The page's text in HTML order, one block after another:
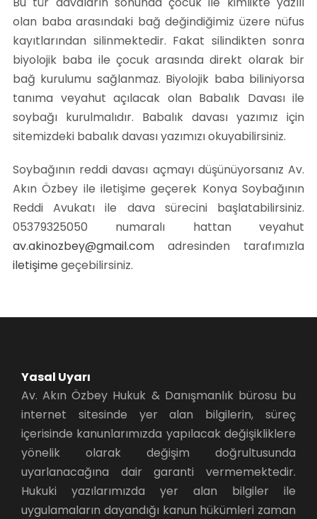
olan baba arasındaki bağ değindiğimiz üzere nüfus
kayıtlarından silinmektedir. Fakat silindikten sonra
biyolojik baba ile çocuk arasında direkt olarak bir
bağ kurulumu sağlanmaz. Biyolojik baba biliniyorsa
tanıma veyahut açılacak olan Babalık Davası ile
soybağı kurulmalıdır. Babalık davası yazımız için
sitemizdeki babalık davası yazımızı okuyabilirsiniz.
Soybağının reddi davası açmayı düşünüyorsanız Av.
Akın Özbey ile iletişime geçerek Konya Soybağının
Reddi Avukatı ile dava sürecini başlatabilirsiniz.
05379325050 numaralı hattan veyahut
av.akinozbey@gmail.com adresinden tarafımızla
iletişimegeçebilirsiniz.
Yasal Uyarı
Av. Akın Özbey Hukuk & Danışmanlık bürosu bu
internet sitesinde yer alan bilgilerin, süreç
içerisinde kanunlarımızda yapılacak değişikliklere
yönelik olarak değişim doğrultusunda
uyarlanacağına dair garanti vermemektedir.
Hukuki yazılarımızda yer alan bilgiler ile
uygulamaların dayandığı kanun hükümleri zaman